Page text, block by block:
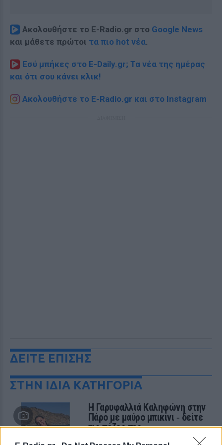
Ακολουθήστε το E-Radio.gr στο Google News
και μάθετε πρώτοι τα πιο hot νέα.
Εσύ μπήκες στο E-Daily.gr; Τα νέα της ημέρας
και ότι σου κάνει κλικ!
Ακολουθήστε το E-Radio.gr και στο Instagram
ΔΕΙΤΕ ΕΠΙΣΗΣ
ΣΤΗΝ ΙΔΙΑ ΚΑΤΗΓΟΡΙΑ
Η Γαρυφαλλιά Καληφώνη στην
Πάρο με μαύρο μπικίνι ‑ δείτε
τις πόζες της